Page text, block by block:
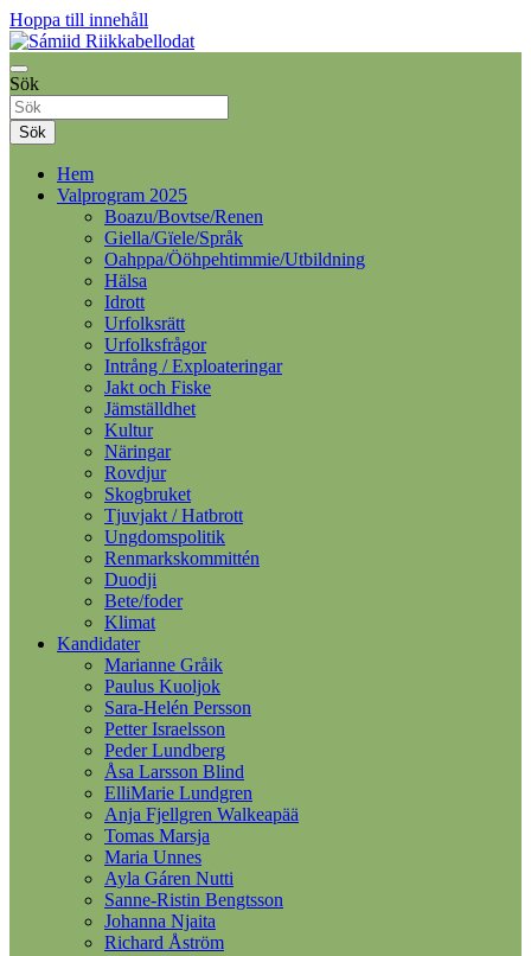
Hoppa till innehåll
Sámiid Riikkabellodat
Samelandspartiet
Sök
Sök
Hem
Valprogram 2025
Boazu/Bovtse/Renen
Giella/Gïele/Språk
Oahppa/Ööhpehtimmie/Utbildning
Hälsa
Idrott
Urfolksrätt
Urfolksfrågor
Intrång / Exploateringar
Jakt och Fiske
Jämställdhet
Kultur
Näringar
Rovdjur
Skogbruket
Tjuvjakt / Hatbrott
Ungdomspolitik
Renmarkskommittén
Duodji
Bete/foder
Klimat
Kandidater
Marianne Gråik
Paulus Kuoljok
Sara-Helén Persson
Petter Israelsson
Peder Lundberg
Åsa Larsson Blind
ElliMarie Lundgren
Anja Fjellgren Walkeapää
Tomas Marsja
Maria Unnes
Ayla Gáren Nutti
Sanne-Ristin Bengtsson
Johanna Njaita
Richard Åström